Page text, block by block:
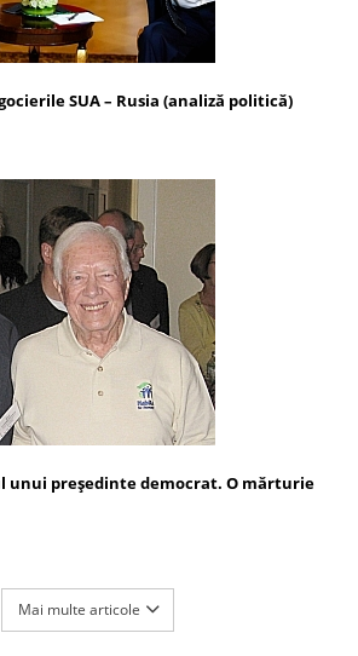
SUA – Rusia (analiză politică)
unui președinte democrat. O mărturie
Mai multe articole